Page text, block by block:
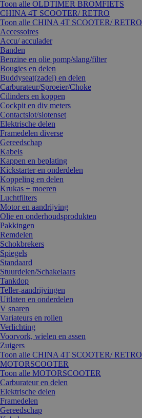
Toon alle OLDTIMER BROMFIETS
CHINA 4T SCOOTER/ RETRO
Toon alle CHINA 4T SCOOTER/ RETRO
Accessoires
Accu/ acculader
Banden
Benzine en olie pomp/slang/filter
Bougies en delen
Buddyseat(zadel) en delen
Carburateur/Sproeier/Choke
Cilinders en koppen
Cockpit en div meters
Contactslot/slotenset
Elektrische delen
Framedelen diverse
Gereedschap
Kabels
Kappen en beplating
Kickstarter en onderdelen
Koppeling en delen
Krukas + moeren
Luchtfilters
Motor en aandrijving
Olie en onderhoudsprodukten
Pakkingen
Remdelen
Schokbrekers
Spiegels
Standaard
Stuurdelen/Schakelaars
Tankdop
Teller-aandrijvingen
Uitlaten en onderdelen
V snaren
Variateurs en rollen
Verlichting
Voorvork, wielen en assen
Zuigers
Toon alle CHINA 4T SCOOTER/ RETRO
MOTORSCOOTER
Toon alle MOTORSCOOTER
Carburateur en delen
Elektrische delen
Framedelen
Gereedschap